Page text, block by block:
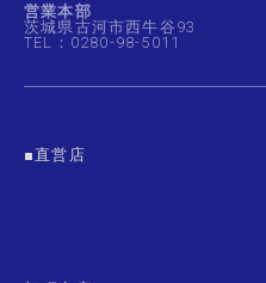
営業本部
茨城県古河市西牛谷93
TEL：0280-98-5011
■直営店